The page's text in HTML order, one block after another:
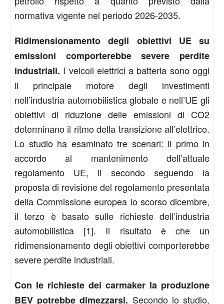
normativa vigente nel periodo 2026-2035.
Ridimensionamento degli obiettivi UE su
emissioni comporterebbe severe perdite
industriali. I veicoli elettrici a batteria sono oggi
il principale motore degli investimenti
nell’industria automobilistica globale e nell’UE gli
obiettivi di riduzione delle emissioni di CO2
determinano il ritmo della transizione all’elettrico.
Lo studio ha esaminato tre scenari: il primo in
accordo al mantenimento dell’attuale
regolamento UE, il secondo seguendo la
proposta di revisione del regolamento presentata
della Commissione europea lo scorso dicembre,
il terzo è basato sulle richieste dell’industria
automobilistica [1]. Il risultato è che un
ridimensionamento degli obiettivi comporterebbe
severe perdite industriali.
Con le richieste dei carmaker la produzione
BEV potrebbe dimezzarsi. Secondo lo studio,